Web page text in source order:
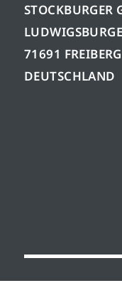
STOCKBURGER
71691
DEUTSCHLAND